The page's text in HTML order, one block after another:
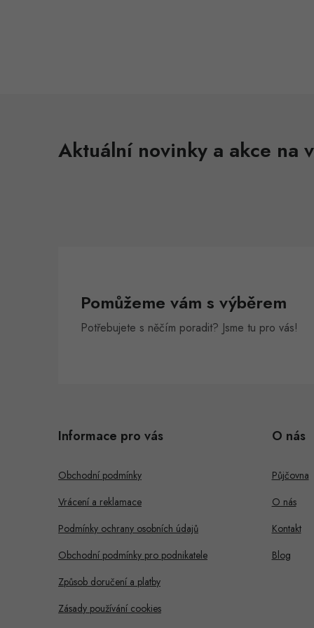
u
Aktuální novinky a akce na
Pomůžeme vám s výběrem
Potřebujete s něčím poradit? Jsme tu pro vás!
Informace pro vás
Obchodní podmínky
Vrácení a reklamace
Podmínky ochrany osobních údajů
Obchodní podmínky pro podnikatele
Způsob doručení a platby
Zásady používání cookies
O nás
Půjčovna
O nás
Kontakt
Blog